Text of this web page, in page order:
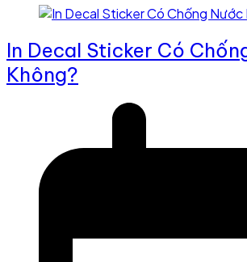
In Decal Sticker Có
Không?